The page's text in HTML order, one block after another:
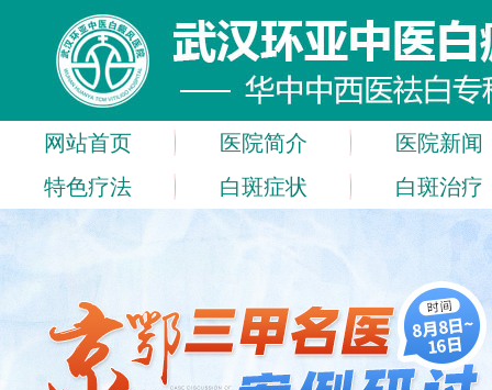
网站首页 医院简介
医院新闻
特色疗法
白斑症状 白斑治疗